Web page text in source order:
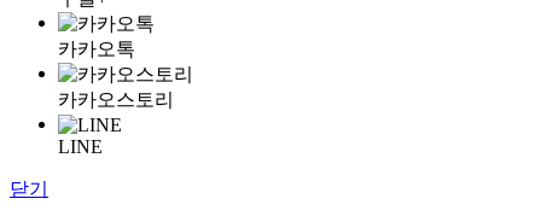
카카오톡
카카오스토리
LINE
닫기